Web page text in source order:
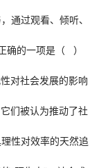
过观看、倾听、
确的一项是（ ）
对社会发展的影响
们被认为推动了社
性对效率的天然追